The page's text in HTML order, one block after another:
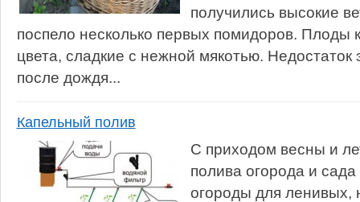
получились высокие
поспело несколько первых помидоров. Плоды
цвета, сладкие с нежной мякотью. Недостаток
после дождя...
Капельный полив
С приходом весны и
полива огорода и
огороды для ленивых,